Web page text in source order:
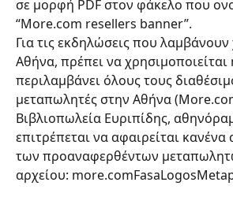
σε μορφή PDF στον φάκελο που
“More.com resellers banner”.
Για τις εκδηλώσεις που
Αθήνα, πρέπει να
περιλαμβάνει όλους τους
μεταπωλητές στην Αθήνα
Βιβλιοπωλεία Ευριπίδης,
επιτρέπεται να αφαιρείται
των προαναφερθέντων
αρχείου: